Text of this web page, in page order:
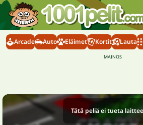
Arcade Auto Eläimet Kortit Lauta
Tätä peliä ei tueta